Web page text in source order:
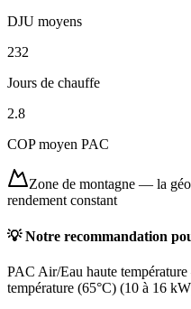
DJU moyens
232
Jours de chauffe
2.8
COP moyen PAC
Zone de montagne — la
rendement constant
💡 Notre recommandation
PAC Air/Eau haute température
température (65°C) (10 à 16 kW